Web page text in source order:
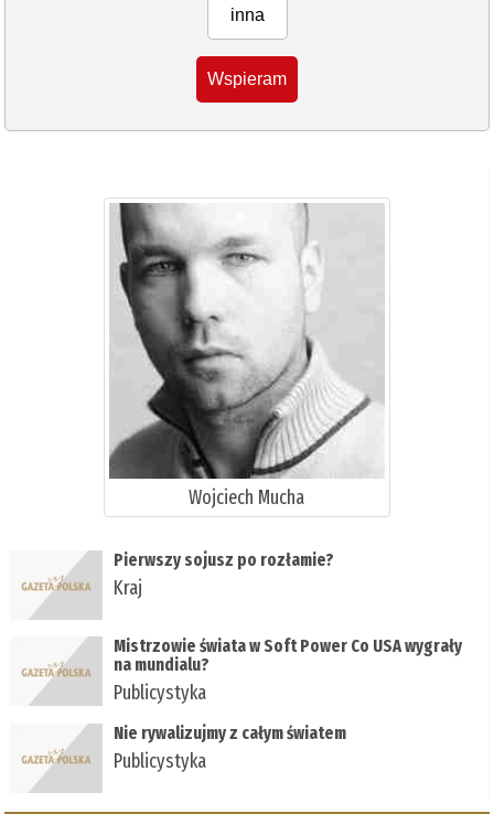
inna
Wspieram
Wojciech Mucha
Pierwszy sojusz po rozłamie?
Kraj
Mistrzowie świata w Soft Power Co USA wygrały
na mundialu?
Publicystyka
Nie rywalizujmy z całym światem
Publicystyka